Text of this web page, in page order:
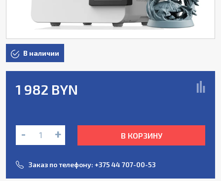
В наличии
1 982 BYN
- + В КОРЗИНУ
Заказ по телефону: +375 44 707-00-53